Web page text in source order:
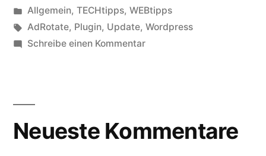
von
Veröffentlicht
unter
Allgemein, TECHtipps, WEBtipps
Schlagwörter:
AdRotate, Plugin, Update, Wordpress
Schreibe einen Kommentarzu
Neueste Kommentare